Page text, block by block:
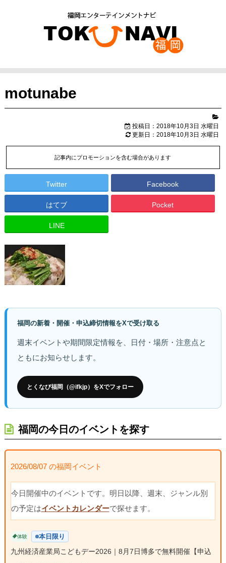
motunabe
投稿日：2018年10月3日 水曜日
更新日：2018年10月3日 水曜日
記事内にプロモーションを含む場合があります
Twitter Facebook
はてブ Pocket
LINE
福岡の新着・開催・申込締切情報をXで受け取る
週末イベントや期間限定情報を、日付・場所・注意点と
ともにお知らせします。
とくなび福岡（@ifkjp）をXでフォロー
福岡の今日のイベントを探す
2026/08/07 の福岡イベント
今日開催中のイベントです。明日以降、週末、ジャンル別
の予定はイベントカレンダーで探せます。
体験 本日限り
九州経済産業局こどもデー2026｜8月7日博多で無料開催【申込